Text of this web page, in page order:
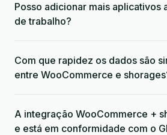
Posso adicionar mais aplicativos
de trabalho?
Com que rapidez os dados são
entre WooCommerce e
A integração WooCommerce +
e está em conformidade com o